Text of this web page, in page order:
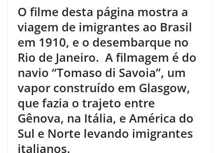
O filme desta página mostra a
viagem de imigrantes ao Brasil
em 1910, e o desembarque no
Rio de Janeiro. A filmagem é do
navio “Tomaso di Savoia”, um
vapor construído em Glasgow,
que fazia o trajeto entre
Gênova, na Itália, e América do
Sul e Norte levando imigrantes
italianos.